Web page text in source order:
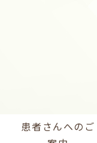
患者さんへのご